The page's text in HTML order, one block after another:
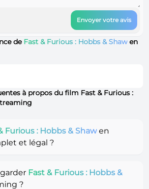
Envoyer votre avis
de Fast & Furious : Hobbs & Shaw en
à propos du film Fast & Furious :
Furious : Hobbs & Shawen
et légal ?
Fast & Furious : Hobbs &
?